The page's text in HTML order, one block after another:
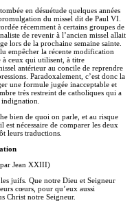
en désuétude quelques années
du missel dit de Paul VI.
récemment à certains groupes de
de revenir à l’ancien missel allait
lors de la prochaine semaine sainte.
empêcher la récente modification
à ceux qui utilisent, à titre
antérieur au concile de reprendre
Paradoxalement, c’est donc la
une formule jugée inacceptable et
très restreint de catholiques qui a
bien de quoi on parle, et au risque
est nécessaire de comparer les deux
leurs traductions.
Jean XXIII)
juifs. Que notre Dieu et Seigneur
cœurs, pour qu’eux aussi
Christ notre Seigneur.